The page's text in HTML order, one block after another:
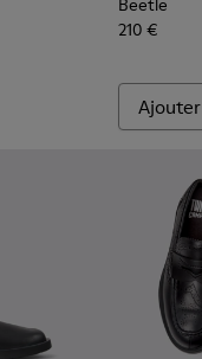
Beetle
210 €
Ajouter